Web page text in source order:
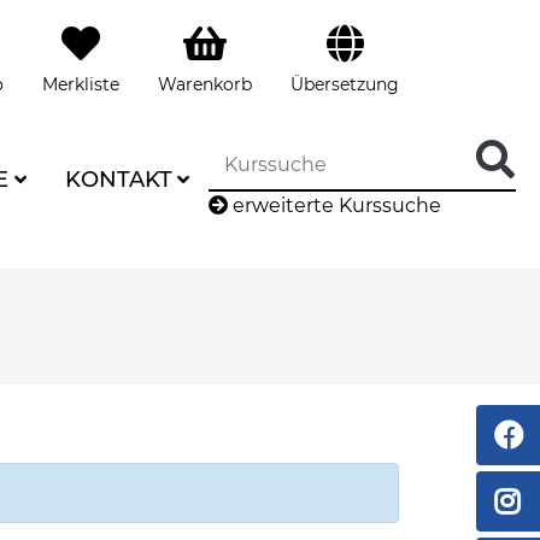
Merkliste Warenkorb Übersetzung
KONTAKT
erweiterte Kurssuche